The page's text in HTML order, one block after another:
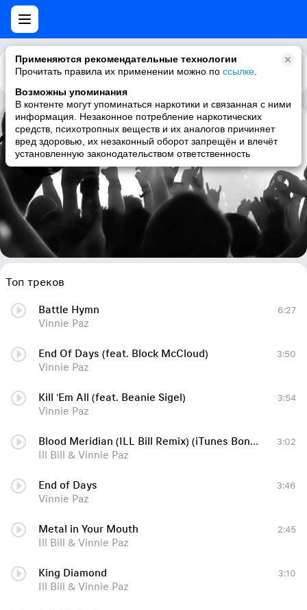
Применяются рекомендательные технологии
Прочитать правила их применении можно по ссылке
Возможны упоминания
В контенте могут упоминаться наркотики и связанная с ними
информация. Незаконное потребление наркотических
средств, психотропных веществ и их аналогов причиняет
вред здоровью, их незаконный оборот запрещён и влечёт
установленную законодательством ответственность
Каталог Рекомендации
Vinnie Paz
Топ треков
Battle Hymn
Vinnie Paz
6:27
End Of Days (feat. Block McCloud)
Vinnie Paz
3:50
Kill 'Em All (feat. Beanie Sigel)
Vinnie Paz
3:54
Blood Meridian (ILL Bill Remix) (iTunes Bonus Track)
Ill Bill & Vinnie Paz
3:02
End of Days
Vinnie Paz
3:46
Metal in Your Mouth
Ill Bill & Vinnie Paz
2:45
King Diamond
Ill Bill & Vinnie Paz
3:10